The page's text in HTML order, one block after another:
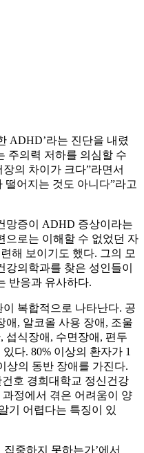
ADHD’라는 진단을 내렸
주의력 저하를 의심할 수
의 차이가 크다”라면서
떨어지는 것도 아니다”라고
망증이 ADHD 증상이라는
으로는 이해할 수 없었던 자
해 보이기도 했다. 그의 모
의학과를 찾은 성인들이
반응과 유사하다.
복합적으로 나타난다. 공
애, 알코올 사용 장애, 조울
섭식장애, 수면장애, 편두
다. 80% 이상의 환자가 1
상의 동반 장애를 가진다.
호 경희대학교 정신건강
정에서 겪은 어려움이 양
기 어렵다는 특징이 있
중하지 못하는가’에서